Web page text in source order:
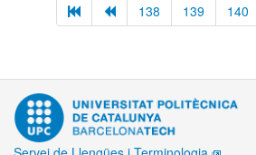
138 139 140